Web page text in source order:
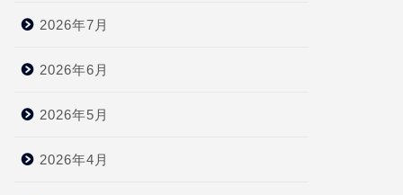
2026年7月
2026年6月
2026年5月
2026年4月